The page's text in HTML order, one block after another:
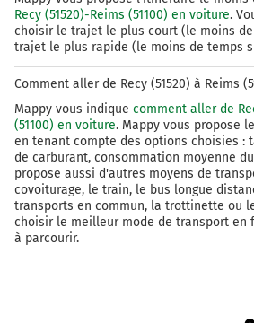
Recy (51520)-Reims (51100) en voiture.
choisir le trajet le plus court (le moins
trajet le plus rapide (le moins de temps
Comment aller de Recy (51520) à Reims
Mappy vous indique comment aller de
(51100) en voiture. Mappy vous propose
en tenant compte des options choisies :
de carburant, consommation moyenne
propose aussi d'autres moyens de
covoiturage, le train, le bus longue
transports en commun, la trottinette ou
choisir le meilleur mode de transport en
à parcourir.